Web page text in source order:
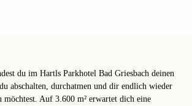
du im Hartls Parkhotel Bad Griesbach deinen
abschalten, durchatmen und dir endlich wieder
Auf 3.600 m² erwartet dich eine